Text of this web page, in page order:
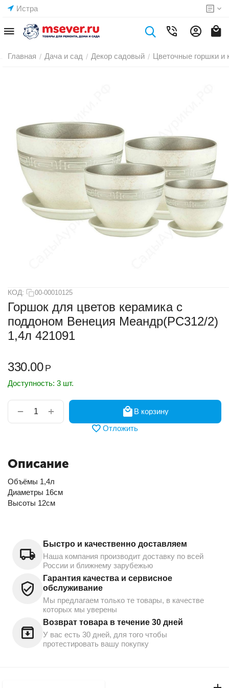
Истра
Главная / Дача и сад / Декор садовый / Цветочные горшки и
КОД: 00-00010125
Горшок для цветов керамика с
поддоном Венеция Меандр(РС312/2)
1,4л 421091
330.00 Р
Доступность: 3 шт.
+
−
В корзину
Отложить
Описание
Объёмы 1,4л
Диаметры 16см
Высоты 12см
Быстро и качественно доставляем
Наша компания производит доставку по всей
России и ближнему зарубежью
Гарантия качества и сервисное
обслуживание
Мы предлагаем только те товары, в качестве
которых мы уверены
Возврат товара в течение 30 дней
У вас есть 30 дней, для того чтобы
протестировать вашу покупку